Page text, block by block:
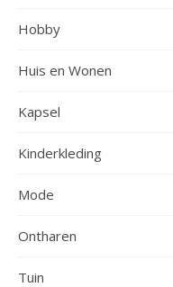
Hobby
Huis en Wonen
Kapsel
Kinderkleding
Mode
Ontharen
Tuin